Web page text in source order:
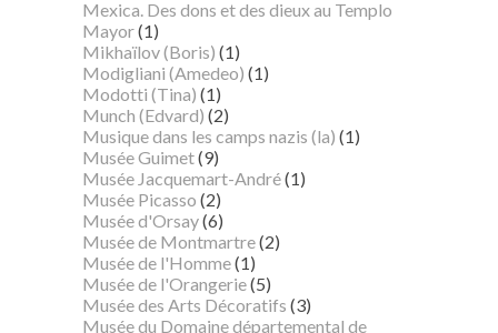
Mexica. Des dons et des dieux au Templo
Mayor(1)
Mikhaïlov (Boris) (1)
Modigliani (Amedeo) (1)
Modotti (Tina) (1)
Munch (Edvard) (2)
Musique dans les camps nazis (la) (1)
Musée Guimet(9)
Musée Jacquemart-André(1)
Musée Picasso (2)
Musée d'Orsay(6)
Musée de Montmartre(2)
Musée de l'Homme(1)
Musée de l'Orangerie(5)
Musée des Arts Décoratifs (3)
Musée du Domaine départemental de